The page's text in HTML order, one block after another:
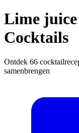
Lime
Cocktails
Ontdek 66
samenbrengen